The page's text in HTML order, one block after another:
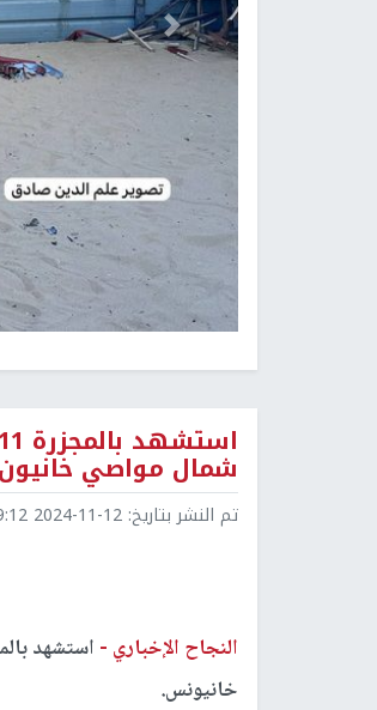
Previous
شمال مواصي خانيون
تم النشر بتاريخ: 2024-11-12 09:12
النجاح الإخباري -
خانيونس.